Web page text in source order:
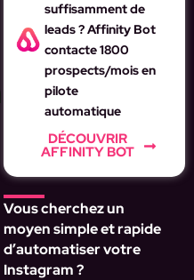
suffisamment de
leads ? Affinity Bot
contacte 1800
prospects/mois en
pilote
automatique
DÉCOUVRIR
AFFINITY BOT
Vous cherchez un
moyen simple et rapide
d’automatiser votre
Instagram ?